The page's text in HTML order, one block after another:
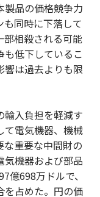
製品の価格競争力
同時に下落して
部相殺される可能
低下しているこ
響は過去よりも限
輸入負担を軽減す
て電気機器、機械
重要な中間財の
気機器および部品
億698万ドルで、
を占めた。円の価